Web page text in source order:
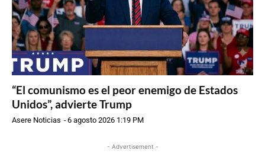
“El comunismo es el peor enemigo de Estados
Unidos”, advierte Trump
Asere Noticias -6 agosto 2026 1:19 PM
- Advertisement -